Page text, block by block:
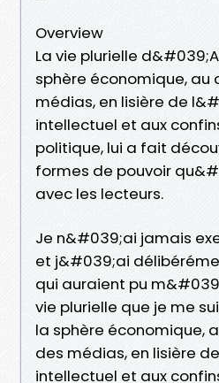
Overview
La vie plurielle
sphère économique, au
médias, en lisière de
intellectuel et aux
politique, lui a fait
formes de pouvoir
avec les lecteurs.
Je n&#039;ai jamais
et j&#039;ai
qui auraient pu
vie plurielle que je me
la sphère économique,
des médias, en lisière
intellectuel et aux